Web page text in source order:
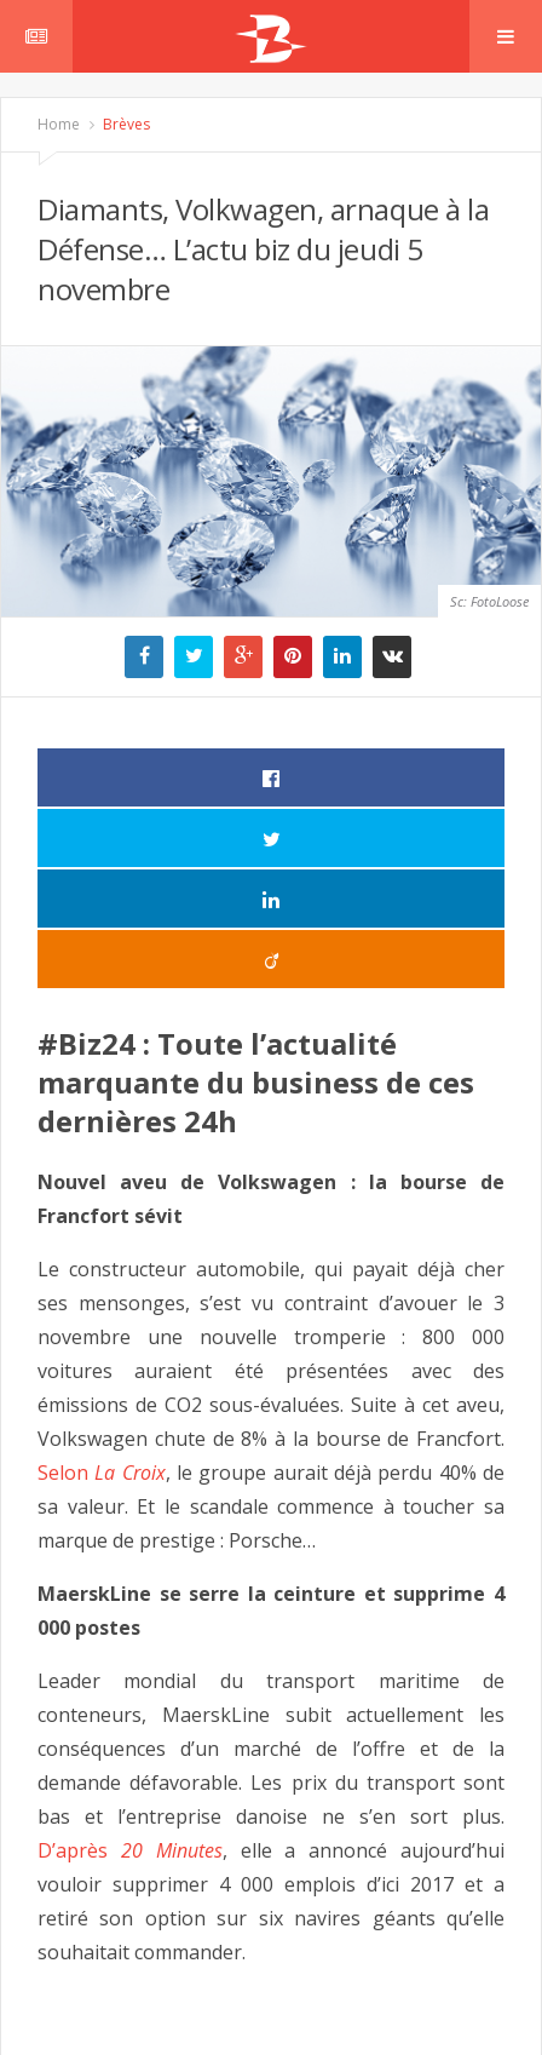
Home Brèves
Diamants, Volkwagen, arnaque à la
Défense… L’actu biz du jeudi 5
novembre
Sc: FotoLoose
#Biz24 : Toute l’actualité
marquante du business de ces
dernières 24h
Nouvel aveu de Volkswagen : la bourse de
Francfort sévit
Le constructeur automobile, qui payait déjà cher
ses mensonges, s’est vu contraint d’avouer le 3
novembre une nouvelle tromperie : 800 000
voitures auraient été présentées avec des
émissions de CO2 sous-évaluées. Suite à cet aveu,
Volkswagen chute de 8% à la bourse de Francfort.
SelonLa Croix, le groupe aurait déjà perdu 40% de
sa valeur. Et le scandale commence à toucher sa
marque de prestige : Porsche…
MaerskLine se serre la ceinture et supprime 4
000 postes
Leader mondial du transport maritime de
conteneurs, MaerskLine subit actuellement les
conséquences d’un marché de l’offre et de la
demande défavorable. Les prix du transport sont
bas et l’entreprise danoise ne s’en sort plus.
D’après 20 Minutes, elle a annoncé aujourd’hui
vouloir supprimer 4 000 emplois d’ici 2017 et a
retiré son option sur six navires géants qu’elle
souhaitait commander.